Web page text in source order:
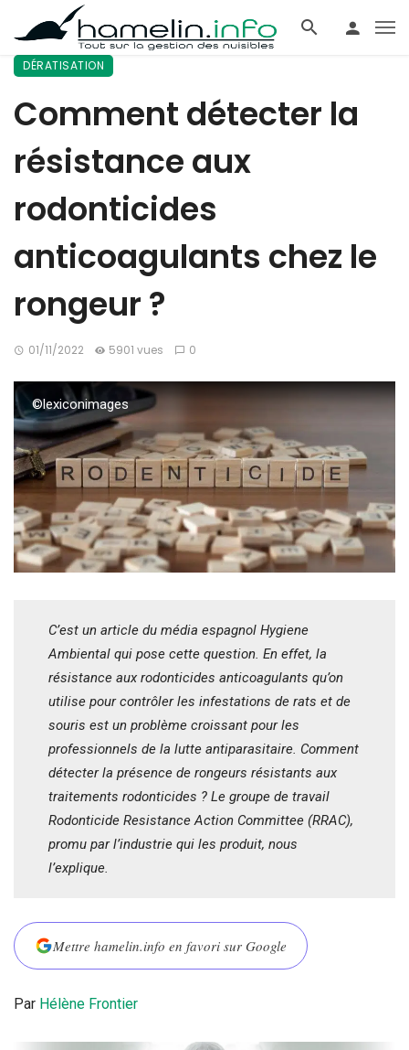
DÉRATISATION
Comment détecter la
résistance aux
rodonticides
anticoagulants chez le
rongeur ?
01/11/2022 5901 vues 0
©lexiconimages
C’est un article du média espagnol Hygiene
Ambiental qui pose cette question. En effet, la
résistance aux rodonticides anticoagulants qu’on
utilise pour contrôler les infestations de rats et de
souris est un problème croissant pour les
professionnels de la lutte antiparasitaire. Comment
détecter la présence de rongeurs résistants aux
traitements rodonticides ? Le groupe de travail
Rodonticide Resistance Action Committee (RRAC),
promu par l’industrie qui les produit, nous
l’explique.
Mettre hamelin.info en favori sur Google
Par Hélène Frontier